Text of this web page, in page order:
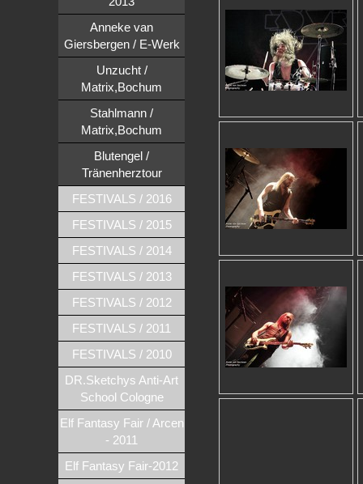
Anneke van
Giersbergen / E-Werk
Unzucht /
Matrix,Bochum
Stahlmann /
Matrix,Bochum
Blutengel /
Tränenherztour
FESTIVALS / 2016
FESTIVALS / 2015
FESTIVALS / 2014
FESTIVALS / 2013
FESTIVALS / 2012
FESTIVALS / 2011
FESTIVALS / 2010
DR.Sketchys Anti-Art
School Cologne
Elf Fantasy Fair / Arcen
- 2011
Elf Fantasy Fair-2012